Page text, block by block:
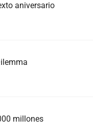
aniversario
millones